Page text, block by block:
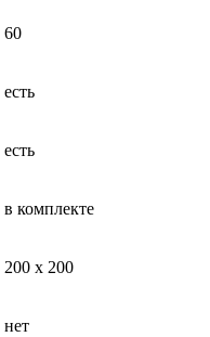
60
есть
есть
в комплекте
200 x 200
нет